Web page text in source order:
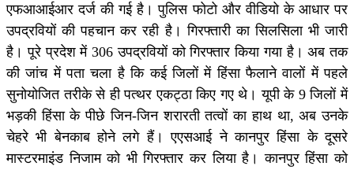
एफआआईआर दर्ज की गई है। पुलिस फोटो और वीडियो के आधार पर
उपद्रवियों की पहचान कर रही है। गिरफ्तारी का सिलसिला भी जारी
है। पूरे प्रदेश में 306 उपद्रवियों को गिरफ्तार किया गया है। अब तक
की जांच में पता चला है कि कई जिलों में हिंसा फैलाने वालों में पहले
सुनोयोजित तरीके से ही पत्थर एकट्ठा किए गए थे। यूपी के 9 जिलों में
भड़की हिंसा के पीछे जिन-जिन शरारती तत्वों का हाथ था, अब उनके
चेहरे भी बेनकाब होने लगे हैं। एएसआई ने कानपुर हिंसा के दूसरे
मास्टरमाइंड निजाम को भी गिरफ्तार कर लिया है। कानपुर हिंसा को